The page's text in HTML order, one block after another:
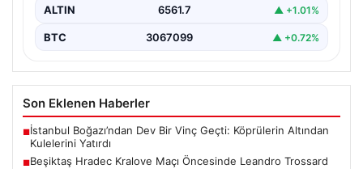
ALTIN 6561.7 ▲ +1.01%
BTC 3067099 ▲ +0.72%
Son Eklenen Haberler
■İstanbul Boğazı’ndan Dev Bir Vinç Geçti: Köprülerin Altından
Kulelerini Yatırdı
■Beşiktaş Hradec Kralove Maçı Öncesinde Leandro Trossard